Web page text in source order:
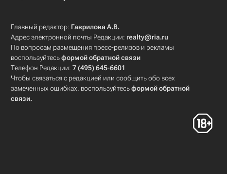
Главный редактор: Гаврилова А.В.
Адрес электронной почты Редакции: realty@ria.ru
По вопросам размещения пресс-релизов и рекламы
воспользуйтесьформой обратной связи
Телефон Редакции:7 (495) 645-6601
Чтобы связаться с редакцией или сообщить обо всех
замеченных ошибках, воспользуйтесьформой обратной
связи.